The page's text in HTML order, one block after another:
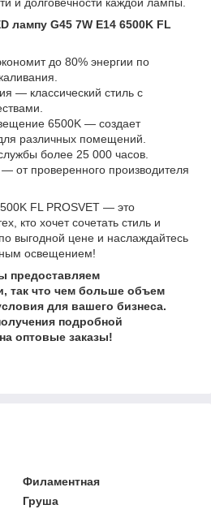
и долговечности каждой лампы.
лампу G45 7W E14 6500K FL
до 80% энергии по
— классический стиль с
6500K — создает
различных помещений.
более 25 000 часов.
от проверенного производителя
FL PROSVET — это
кто хочет сочетать стиль и
выгодной цене и наслаждайтесь
освещением!
предоставляем
так что чем больше объем
для вашего бизнеса.
подробной
оптовые заказы!
Филаментная
Груша